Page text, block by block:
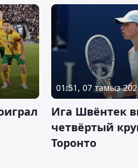
01:51, 07 тамыз
Ига Швёнтек
четвёртый
Торонто